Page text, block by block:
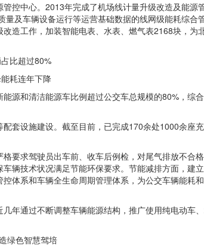
控中心。2013年完成了机场线计量升级改造及能源
及车辆设备运行等运营基础数据的线网级能耗综合
造工作，加装智能电表、水表、燃气表2168块，为
比超过80%
耗连年下降
源和清洁能源车比例超过公交车总规模的80%，综
套设施建设。截至目前，已完成170余处1000余座
要求驾驶员出车前、收车后例检，对尾气排放不合
辆技术状况满足节能环保要求。节能减排方面，建
体系和车辆全生命周期管理体系，为公交车辆能耗
年通过不断调整车辆能源结构，推广使用纯电动车
绿色智慧驾培